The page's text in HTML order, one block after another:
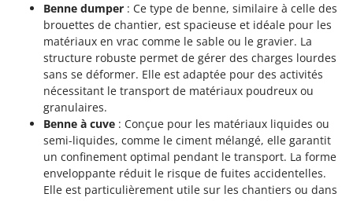
Benne dumper : Ce type de benne, similaire à celle des
brouettes de chantier, est spacieuse et idéale pour les
matériaux en vrac comme le sable ou le gravier. La
structure robuste permet de gérer des charges lourdes
sans se déformer. Elle est adaptée pour des activités
nécessitant le transport de matériaux poudreux ou
granulaires.
Benne à cuve : Conçue pour les matériaux liquides ou
semi-liquides, comme le ciment mélangé, elle garantit
un confinement optimal pendant le transport. La forme
enveloppante réduit le risque de fuites accidentelles.
Elle est particulièrement utile sur les chantiers ou dans